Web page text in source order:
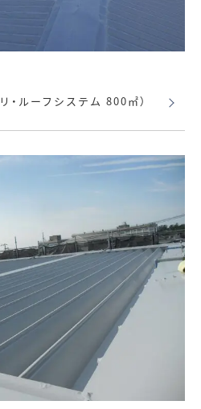
・ルーフシステム 800㎡）